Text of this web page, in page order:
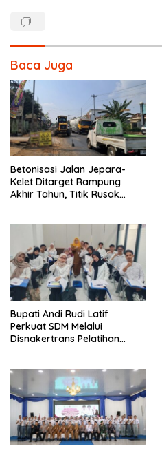
Baca Juga
Betonisasi Jalan Jepara-
Kelet Ditarget Rampung
Akhir Tahun, Titik Rusak
Bupati Andi Rudi Latif
Perkuat SDM Melalui
Disnakertrans Pelatihan